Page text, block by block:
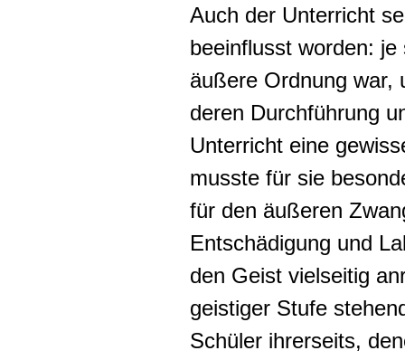
Auch der Unterricht
beeinflusst worden:
äußere Ordnung war,
deren Durchführung
Unterricht eine
musste für sie
für den äußeren
Entschädigung und
den Geist vielseitig
geistiger Stufe
Schüler ihrerseits,